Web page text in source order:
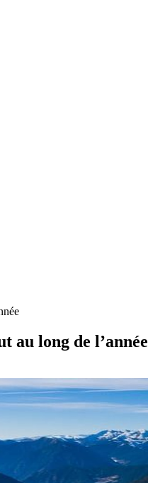
au long de l’année